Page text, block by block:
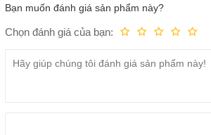
Bạn muốn đánh giá sản phẩm này?
Chọn đánh giá của bạn: Rất tốt
Trung bình
Fair
Kém